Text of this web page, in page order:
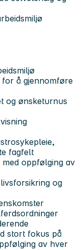
å gjennomføre
og ønsketurnus
fagfelt
oppfølging av
og
stort fokus på
av hver